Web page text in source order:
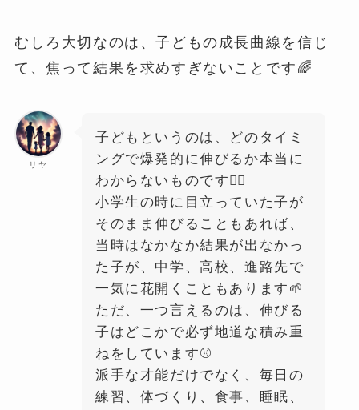
むしろ大切なのは、子どもの成長曲線を信じ
て、焦って結果を求めすぎないことです🌈
リヤ
子どもというのは、どのタイミ
ングで爆発的に伸びるか本当に
わからないものです🙂‍↕️
小学生の時に目立っていた子が
そのまま伸びることもあれば、
当時はなかなか結果が出なかっ
た子が、中学、高校、進路先で
一気に花開くこともあります🌱
ただ、一つ言えるのは、伸びる
子はどこかで必ず地道な積み重
ねをしています⚾️
派手な才能だけでなく、毎日の
練習、体づくり、食事、睡眠、